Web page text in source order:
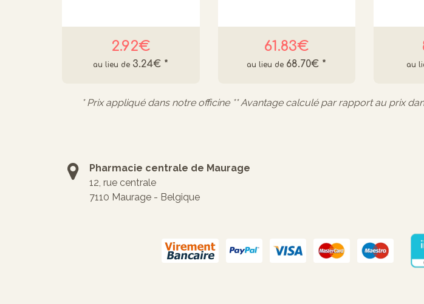
2.92€
3.24€ *
61.83€
68.70€ *
* Prix appliqué dans notre officine ** Avantage calculé par rapport au prix
Pharmacie centrale de Maurage
12, rue centrale
7110 Maurage - Belgique